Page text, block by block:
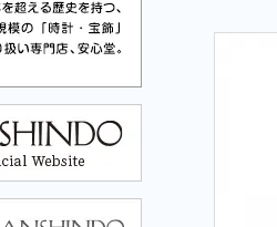
FREDERIQUE CONSTANT-
フレデリック・コンスタント-
CITIZEN-シチズン-
SEIKO-セイコー-
Cuervo y Sobrinos-クエル
ボ・イ・ソブリノス-
FREDERIQUE CONSTANT-フレデリック・
CAMPANOLA-カンパノラ-
CITIZEN-シチズン-
SEIKO-セイコー-
Cuervo y Sobrinos-クエルボ・イ・ソブリノ